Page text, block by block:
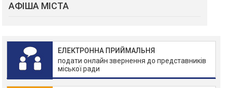
АФІША МІСТА
ЕЛЕКТРОННА ПРИЙМАЛЬНЯ
подати онлайн звернення до представників
міської ради